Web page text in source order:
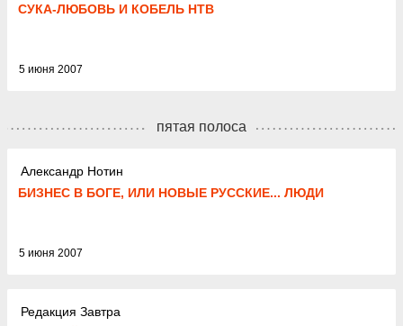
СУКА-ЛЮБОВЬ И КОБЕЛЬ НТВ
5 июня 2007
пятая полоса
Александр Нотин
БИЗНЕС В БОГЕ, ИЛИ НОВЫЕ РУССКИЕ... ЛЮДИ
5 июня 2007
Редакция Завтра